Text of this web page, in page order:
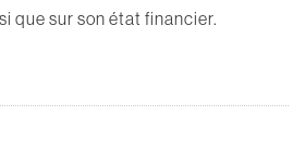
que sur son état financier.